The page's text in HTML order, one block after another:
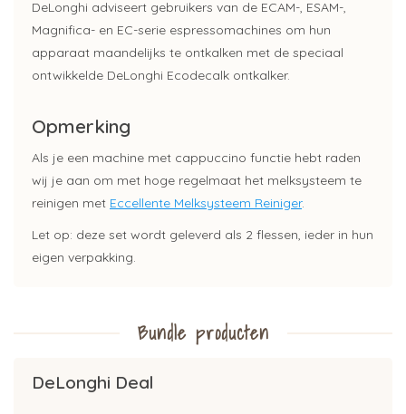
DeLonghi adviseert gebruikers van de ECAM-, ESAM-,
Magnifica- en EC-serie espressomachines om hun
apparaat maandelijks te ontkalken met de speciaal
ontwikkelde DeLonghi Ecodecalk ontkalker.
Opmerking
Als je een machine met cappuccino functie hebt raden
wij je aan om met hoge regelmaat het melksysteem te
reinigen met Eccellente Melksysteem Reiniger.
Let op: deze set wordt geleverd als 2 flessen, ieder in hun
eigen verpakking.
Bundle producten
DeLonghi Deal